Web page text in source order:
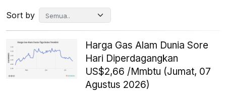
Sort by
Harga Gas Alam Dunia Sore
Hari Diperdagangkan
US$2,66 /Mmbtu (Jumat, 07
Agustus 2026)